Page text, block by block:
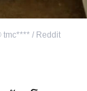
tmc**** / Reddit